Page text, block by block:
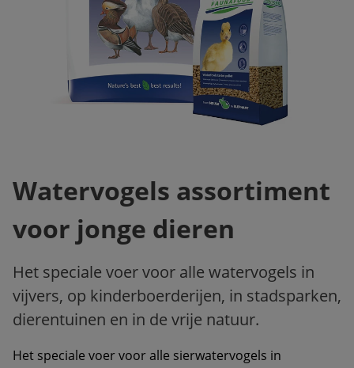
Watervogels assortiment
voor jonge dieren
Het speciale voer voor alle watervogels in
vijvers, op kinderboerderijen, in stadsparken,
dierentuinen en in de vrije natuur.
Het speciale voer voor alle sierwatervogels in